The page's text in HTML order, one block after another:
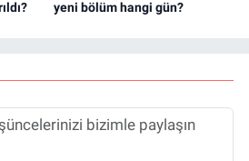
yeni bölüm hangi gün?